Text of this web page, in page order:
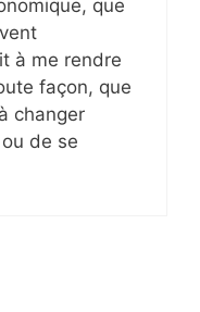
que
à me rendre
façon, que
changer
de se